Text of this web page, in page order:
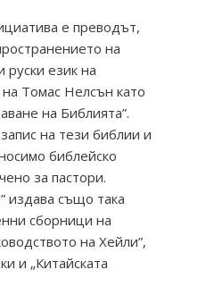
е преводът,
на
руски език на
Томас Нелсън като
на Библията”.
на тези библии и
библейско
за пастори.
издава също така
сборници на
на Хейли”,
и „Китайската